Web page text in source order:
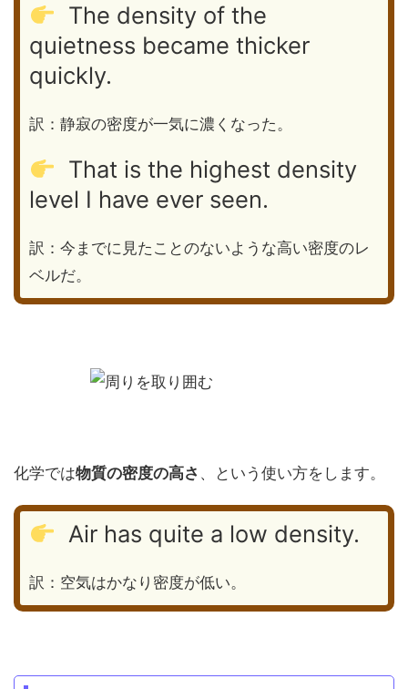
The density of the
quietness became thicker
quickly.
訳：静寂の密度が一気に濃くなった。
That is the highest density
level I have ever seen.
訳：今までに見たことのないような高い密度のレ
ベルだ。
化学では物質の密度の高さ 、という使い方をします。
Air has quite a low density.
訳：空気はかなり密度が低い。